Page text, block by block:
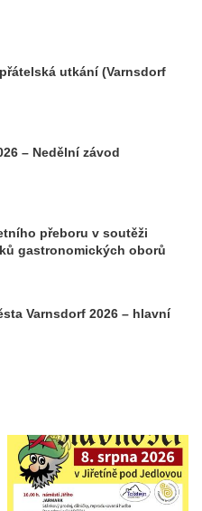
utkání (Varnsdorf
– Nedělní závod
přeboru v soutěži
gastronomických oborů
Varnsdorf 2026 – hlavní